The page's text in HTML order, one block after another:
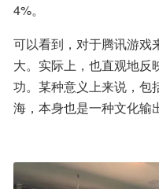
4%。
可以看到，对于腾讯游戏
大。实际上，也直观地反
功。某种意义上来说，包
海，本身也是一种文化输